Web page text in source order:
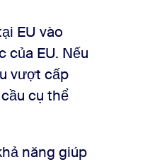
EU vào
EU. Nếu
vượt cấp
cụ thể
năng giúp